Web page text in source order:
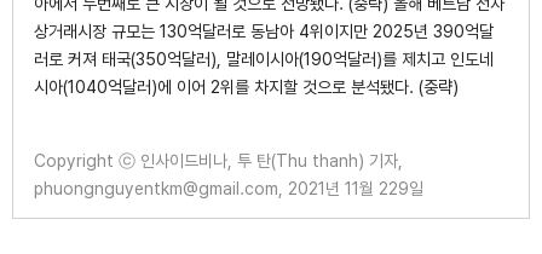
상거래시장 규모는 130억달러로 동남아 4위이지만 2025년 390억달
러로 커져 태국(350억달러), 말레이시아(190억달러)를 제치고 인도네
시아(1040억달러)에 이어 2위를 차지할 것으로 분석됐다. (중략)
Copyright ⓒ 인사이드비나, 투 탄(Thu thanh) 기자,
phuongnguyentkm@gmail.com, 2021년 11월 229일